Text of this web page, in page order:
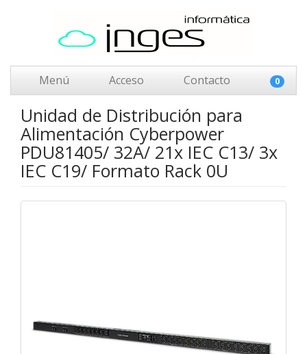
Menú Acceso Contacto 0
Unidad de Distribución para
Alimentación Cyberpower
PDU81405/ 32A/ 21x IEC C13/ 3x
IEC C19/ Formato Rack 0U